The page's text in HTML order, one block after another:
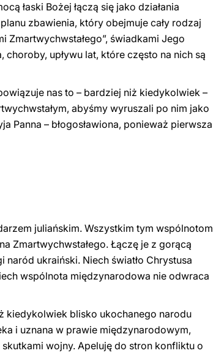
łaski Bożej łączą się jako działania
zbawienia, który obejmuje cały rodzaj
Zmartwychwstałego”, świadkami Jego
upływu lat, które często na nich są
nas to – bardziej niż kiedykolwiek –
abyśmy wyruszali po nim jako
Panna – błogosławiona, ponieważ pierwsza
juliańskim. Wszystkim tym wspólnotom
Zmartwychwstałego. Łączę je z gorącą
ukraiński. Niech światło Chrystusa
wspólnota międzynarodowa nie odwraca
kiedykolwiek blisko ukochanego narodu
i uznana w prawie międzynarodowym,
wojny. Apeluję do stron konfliktu o